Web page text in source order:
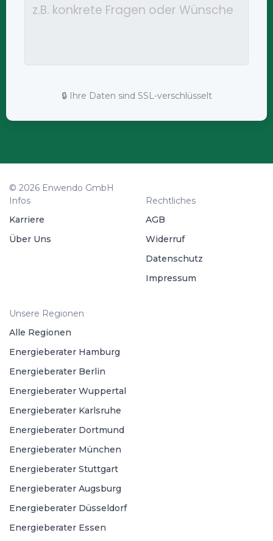
🔒 Ihre Daten sind SSL-verschlüsselt
© 2026 Enwendo GmbH
Infos
Karriere
Über Uns
Rechtliches
AGB
Widerruf
Datenschutz
Impressum
Unsere Regionen
Alle Regionen
Energieberater Hamburg
Energieberater Berlin
Energieberater Wuppertal
Energieberater Karlsruhe
Energieberater Dortmund
Energieberater München
Energieberater Stuttgart
Energieberater Augsburg
Energieberater Düsseldorf
Energieberater Essen